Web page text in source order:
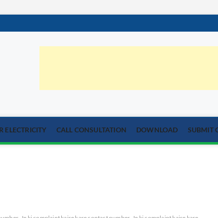
ELECTRICITY CALL CONSULTATION DOWNLOAD SUBMIT